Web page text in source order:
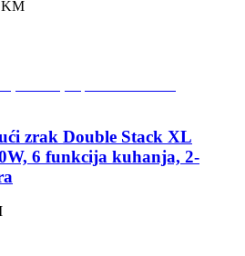
zrak Double Stack XL
6 funkcija kuhanja, 2-